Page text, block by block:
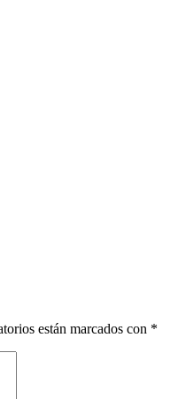
están marcados con *